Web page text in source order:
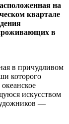
на
квартале
в
в причудливом
которого
искусством
—